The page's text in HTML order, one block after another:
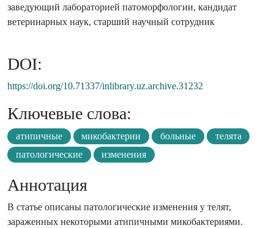
заведующий лабораторией патоморфологии, кандидат
ветеринарных наук, старший научный сотрудник
DOI:
https://doi.org/10.71337/inlibrary.uz.archive.31232
Ключевые слова:
атипичные микобактерии больные
телята
патологические
изменения
Аннотация
В статье описаны патологические изменения у телят,
зараженных некоторыми атипичными микобактериями.